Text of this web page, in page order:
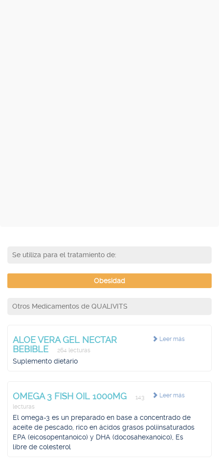
Se utiliza para el tratamiento de:
Obesidad
Otros Medicamentos de QUALIVITS
Leer más
ALOE VERA GEL NECTAR
BEBIBLE
264 lecturas
Suplemento dietario
Leer más
OMEGA 3 FISH OIL 1000MG
143
lecturas
El omega-3 es un preparado en base a concentrado de
aceite de pescado, rico en ácidos grasos poliinsaturados
EPA (eicosopentanoico) y DHA (docosahexanoico), Es
libre de colesterol